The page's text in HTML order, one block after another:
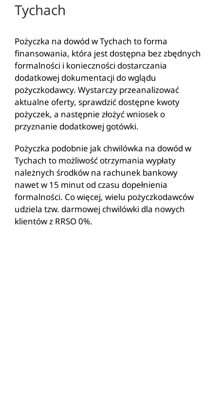
Tychach
Pożyczka na dowód w Tychach to forma
finansowania, która jest dostępna bez zbędnych
formalności i konieczności dostarczania
dodatkowej dokumentacji do wglądu
pożyczkodawcy. Wystarczy przeanalizować
aktualne oferty, sprawdzić dostępne kwoty
pożyczek, a następnie złożyć wniosek o
przyznanie dodatkowej gotówki.
Pożyczka podobnie jak chwilówka na dowód w
Tychach to możliwość otrzymania wypłaty
należnych środków na rachunek bankowy
nawet w 15 minut od czasu dopełnienia
formalności. Co więcej, wielu pożyczkodawców
udziela tzw. darmowej chwilówki dla nowych
klientów z RRSO 0%.